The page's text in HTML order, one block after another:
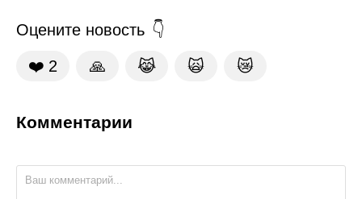
Оцените новость
❤️ 2 🙏 😹 🙀 😿
Комментарии